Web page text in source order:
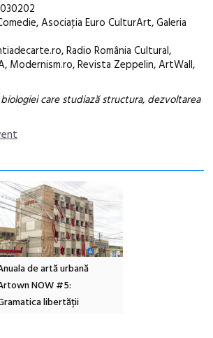
Asociaţia Euro CulturArt, Galeria
Radio România Cultural,
Modernism.ro, Revista Zeppelin, ArtWall,
care studiază structura, dezvoltarea
de artă urbană
NOW #5:
libertății